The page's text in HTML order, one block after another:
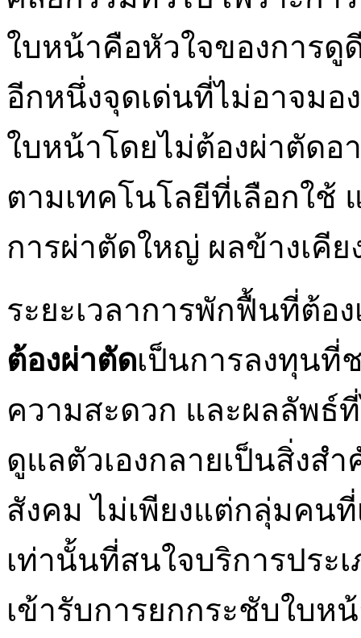
ใบหน้าคือหัวใจของการดู
อีกหนึ่งจุดเด่นที่ไม่อาจมอ
ใบหน้าโดยไม่ต้องผ่าตัด
ตามเทคโนโลยีที่เลือกใช้
การผ่าตัดใหญ่ ผลข้างเคีย
ระยะเวลาการพักฟื้นที่ต้อ
ต้องผ่าตัดเป็นการลงทุนที่
ความสะดวก และผลลัพธ์
ดูแลตัวเองกลายเป็นสิ่งส
สังคม ไม่เพียงแต่กลุ่มค
เท่านั้นที่สนใจบริการประ
เข้ารับการยกกระชับใบห